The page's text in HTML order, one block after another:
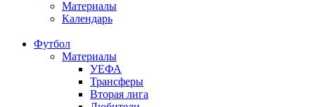
Материалы
Календарь
Футбол
Материалы
УЕФА
Трансферы
Вторая лига